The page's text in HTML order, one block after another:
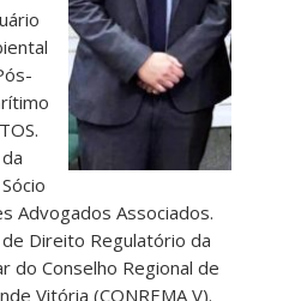
Advogados Associados.
Direito Regulatório da
do Conselho Regional de
Vitória (CONREMA V).